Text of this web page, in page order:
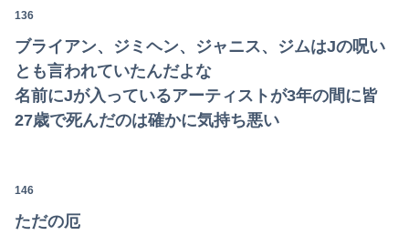
136
ブライアン、ジミヘン、ジャニス、ジムはJの呪い
とも言われていたんだよな
名前にJが入っているアーティストが3年の間に皆
27歳で死んだのは確かに気持ち悪い
146
ただの厄